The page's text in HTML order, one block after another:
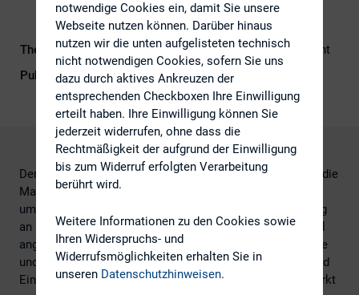
Themengebiete
Berichterstattung, Kapitalmarktrecht
Publikationsform
Externe Publikationen
Der Entwurf soll u.a. die Marktmissbrauchsrichtlinie und die
Marktmissbrauchsverordnung ins deutsche Recht
umsetzen. Dadurch soll die Marktmissbrauchsregulierung
an neue Entwicklungen wie z. B. den Hochfrequenzhandel
angepasst und ihr Anwendungsbereich auf weitere Märkte
und Benchmarks erweitert werden; die Überwachungs- und
Eingriffsbefugnisse der Aufsichtsbehörden werden gestärkt
notwendige Cookies ein, damit Sie unsere
Webseite nutzen können. Darüber hinaus
nutzen wir die unten aufgelisteten technisch
nicht notwendigen Cookies, sofern Sie uns
dazu durch aktives Ankreuzen der
entsprechenden Checkboxen Ihre Einwilligung
erteilt haben. Ihre Einwilligung können Sie
jederzeit widerrufen, ohne dass die
Rechtmäßigkeit der aufgrund der Einwilligung
bis zum Widerruf erfolgten Verarbeitung
berührt wird.
Weitere Informationen zu den Cookies sowie
Ihren Widerspruchs- und
Widerrufsmöglichkeiten erhalten Sie in
unseren Datenschutzhinweisen.